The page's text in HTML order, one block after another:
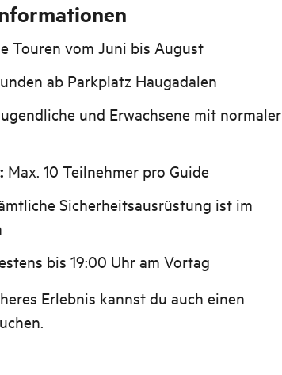
Touren vom Juni bis August
ab Parkplatz Haugadalen
und Erwachsene mit normaler
Max. 10 Teilnehmer pro Guide
Sicherheitsausrüstung ist im
bis 19:00 Uhr am Vortag
Erlebnis kannst du auch einen